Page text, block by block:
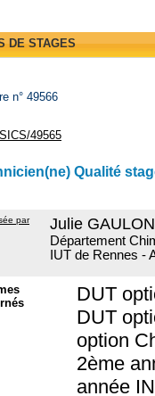
DE STAGES
n° 49566
SICS/49565
Qualité
par Julie
Département
IUT de Rennes -
DUT
DUT
option
2ème
année